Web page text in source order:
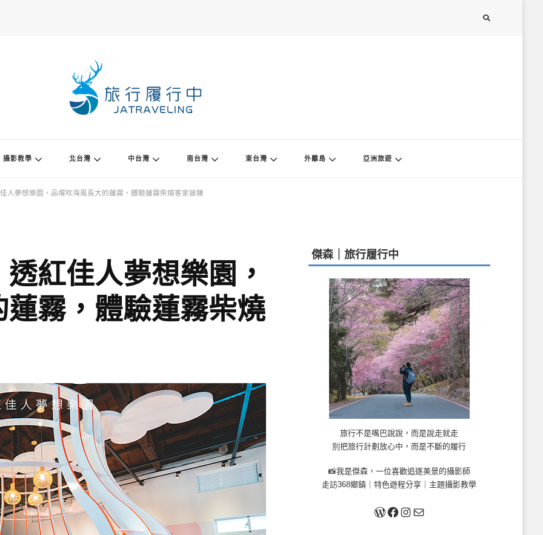
攝影教學 北台灣 中台灣 南台灣 東台灣 外離島 亞洲旅遊
人夢想樂園，品嚐吹海風長大的蓮霧，體驗蓮霧柴燒客家披薩
紅佳人夢想樂園，
霧，體驗蓮霧柴燒
傑森｜旅行履行中
旅行不是嘴巴說說，而是說走就走
別把旅行計劃放心中，而是不斷的履行
📸我是傑森，一位喜歡追逐美景的攝影師
走訪368鄉鎮｜特色遊程分享｜主題攝影教學
關於我 Facebook
Instagram